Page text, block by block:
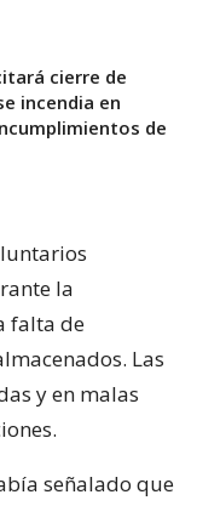
cierre de
incendia en
de
la
falta de
Las
y en malas
señalado que